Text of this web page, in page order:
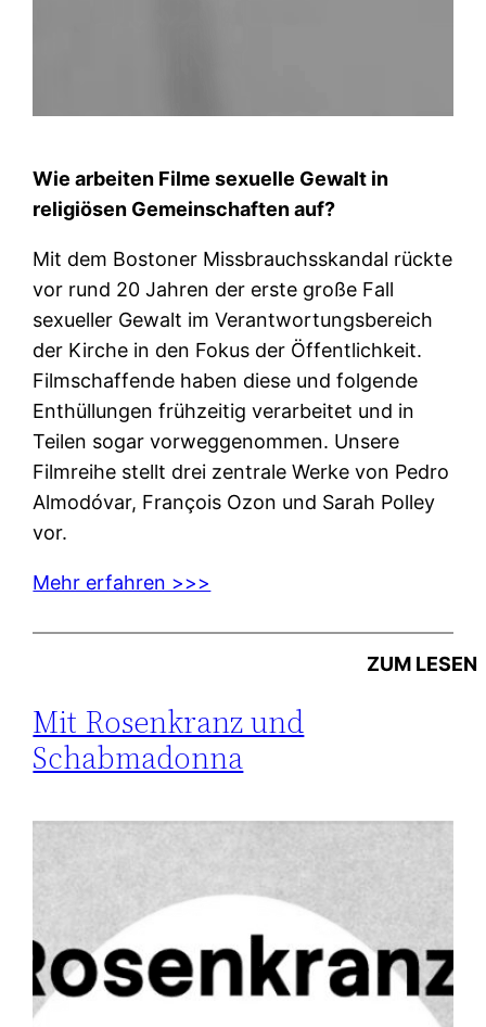
Wie arbeiten Filme sexuelle Gewalt in
religiösen Gemeinschaften auf?
Mit dem Bostoner Missbrauchsskandal rückte
vor rund 20 Jahren der erste große Fall
sexueller Gewalt im Verantwortungsbereich
der Kirche in den Fokus der Öffentlichkeit.
Filmschaffende haben diese und folgende
Enthüllungen frühzeitig verarbeitet und in
Teilen sogar vorweggenommen. Unsere
Filmreihe stellt drei zentrale Werke von Pedro
Almodóvar, François Ozon und Sarah Polley
vor.
Mehr erfahren >>>
ZUM LESEN
Mit Rosenkranz und
Schabmadonna